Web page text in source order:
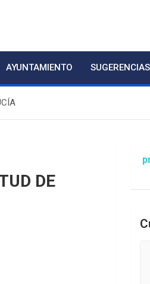
AYUNTAMIENTO SUGERENCIAS
DE
Atención